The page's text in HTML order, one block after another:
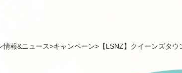
情報&ニュース>キャンペーン> 【LSNZ】クイーンズタ